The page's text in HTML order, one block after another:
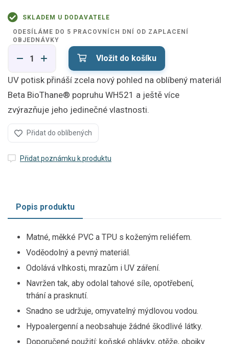
UV potisk přináší zcela nový pohled na oblíbený materiál
Beta BioThane® popruhu WH521 a ještě více
zvýrazňuje jeho jedinečné vlastnosti.
Vložit do košíku
Přidat do oblíbených
Přidat poznámku k produktu
SKLADEM U DODAVATELE
ODESÍLÁME DO 5 PRACOVNÍCH DNÍ OD ZAPLACENÍ
OBJEDNÁVKY
Popis produktu
Matné, měkké PVC a TPU s koženým reliéfem.
Voděodolný a pevný materiál.
Odolává vlhkosti, mrazům i UV záření.
Navržen tak, aby odolal tahové síle, opotřebení,
trhání a prasknutí.
Snadno se udržuje, omyvatelný mýdlovou vodou.
Hypoalergenní a neobsahuje žádné škodlivé látky.
Doporučené použití: koňské ohlávky, otěže, obojky